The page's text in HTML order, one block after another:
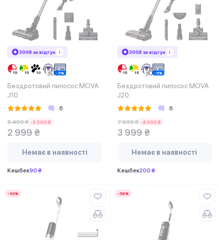
300₴ за відгук
Бездротовий пилосос MOVA
J10
6
6 499 ₴ -3 500 ₴
2 999 ₴
Немає в наявності
Кешбек90 ₴
300₴ за відгук
Бездротовий пилосос MOVA
J20
6
7 999 ₴ -4 000 ₴
3 999 ₴
Немає в наявності
Кешбек200 ₴
-62% -58%